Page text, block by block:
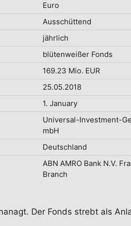
Euro
Ausschüttend
jährlich
blütenweißer Fonds
169.23 Mio. EUR
25.05.2018
1. January
Universal-Investment-
mbH
Deutschland
ABN AMRO Bank N.V.
Branch
Der Fonds strebt als